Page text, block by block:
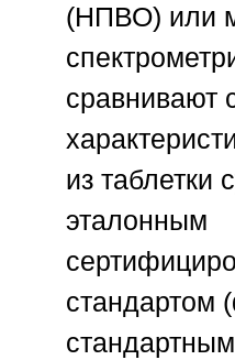
(НПВО) или
сравнивают
из таблетки
эталонным
стандартом